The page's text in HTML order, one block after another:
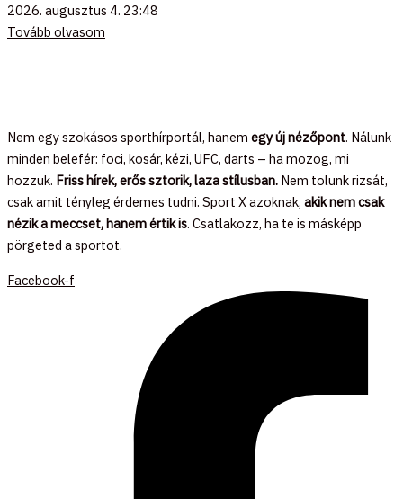
2026. augusztus 4. 23:48
Tovább olvasom
Nem egy szokásos sporthírportál, hanem egy új nézőpont. Nálunk
minden belefér: foci, kosár, kézi, UFC, darts – ha mozog, mi
hozzuk. Friss hírek, erős sztorik, laza stílusban. Nem tolunk rizsát,
csak amit tényleg érdemes tudni. Sport X azoknak, akik nem csak
nézik a meccset, hanem értik is. Csatlakozz, ha te is másképp
pörgeted a sportot.
Facebook-f